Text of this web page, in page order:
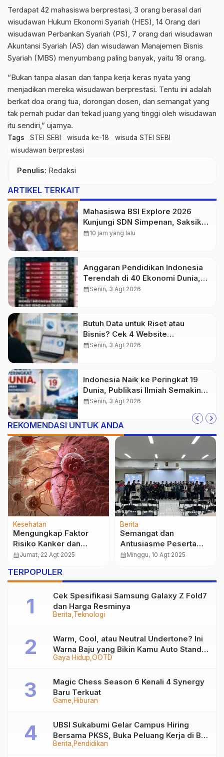
Terdapat 42 mahasiswa berprestasi, 3 orang berasal dari
wisudawan Hukum Ekonomi Syariah (HES), 14 Orang dari
wisudawan Perbankan Syariah (PS), 7 orang dari wisudawan
Akuntansi Syariah (AS) dan wisudawan Manajemen Bisnis
Syariah (MBS) menyumbang paling banyak, yaitu 18 orang.
“Bukan tanpa alasan dan tanpa kerja keras nyata yang
menjadikan mereka wisudawan berprestasi. Tentu ini adalah
berkat doa orang tua, dorongan dosen, dan semangat yang
tak pernah pudar dan tekad juang yang tinggi oleh wisudawan
itu sendiri,” ujarnya.
Tags STEI SEBI wisuda ke-18
wisuda STEI SEBI
wisudawan berprestasi
Penulis: Redaksi
ARTIKEL TERKAIT
Mahasiswa BSI Explore 2026
Kunjungi SDN Simpenan, Saksikan
Persiapan Lomba Pramuka
calendar_month10 jam yang lalu
Anggaran Pendidikan Indonesia
Terendah di 40 Ekonomi Dunia,
Tantangan Akses Pendidikan
calendar_monthSenin, 3 Agt 2026
Butuh Data untuk Riset atau
Bisnis? Cek 4 Website
Terpercaya Ini
calendar_monthSenin, 3 Agt 2026
Indonesia Naik ke Peringkat 19
Dunia, Publikasi Ilmiah Semakin
Berkembang
calendar_monthSenin, 3 Agt 2026
REKOMENDASI UNTUK ANDA
Berita
Dikejar Ombak,
Ditemukan Takdir: Akhir
Tragis Nelayan
calendar_monthSelasa, 14 Okt 2025
Berita
Mengasah Skill Digital
Lewat IT Bootcamp
Software Development
calendar_monthJumat, 4 Jul 2025
TERPOPULER
Berita Teknologi
Cek Spesifikasi Samsung Galaxy Z Fold7
dan Harga Resminya
Gaya Hidup OOTD
Warm, Cool, atau Neutral Undertone? Ini
Warna Baju yang Bikin Kamu Auto Stand
Out
Game Hiburan
Magic Chess Season 6 Kenali 4 Synergy
Baru Terkuat
Berita Pendidikan
UBSI Sukabumi Gelar Campus Hiring
Bersama PKSS, Buka Peluang Kerja di BRI
Group